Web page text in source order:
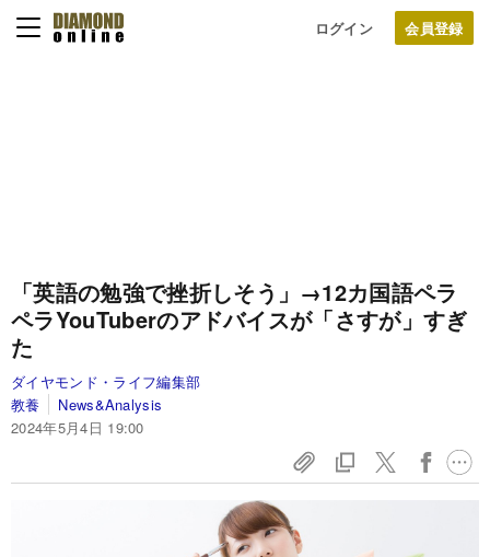
ログイン
「英語の勉強で挫折しそう」→12カ国語ペラ
ペラYouTuberのアドバイスが「さすが」すぎ
た
ダイヤモンド・ライフ編集部
教養
News&Analysis
2024年5月4日 19:00